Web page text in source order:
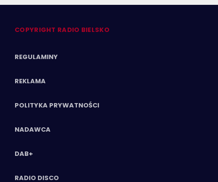
COPYRIGHT RADIO BIELSKO
REGULAMINY
REKLAMA
POLITYKA PRYWATNOŚCI
NADAWCA
DAB+
RADIO DISCO